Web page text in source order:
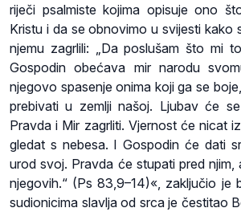
riječi psalmiste kojima opisuje ono
Kristu i da se obnovimo u svijesti kako
njemu zagrlili: „Da poslušam što mi
Gospodin obećava mir narodu
njegovo spasenje onima koji ga se
prebivati u zemlji našoj. Ljubav će
Pravda i Mir zagrliti. Vjernost će nicat
gledat s nebesa. I Gospodin će dati
urod svoj. Pravda će stupati pred
njegovih.“ (Ps 83,9–14)«, zaključio je
sudionicima slavlja od srca je čestitao